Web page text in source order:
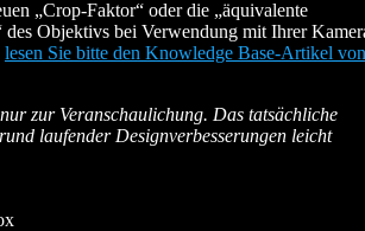
„Crop-Faktor“ oder die „äquivalente
des Objektivs bei Verwendung mit Ihrer
lesen Sie bitte den Knowledge Base-Artikel von
zur Veranschaulichung. Das tatsächliche
laufender Designverbesserungen leicht